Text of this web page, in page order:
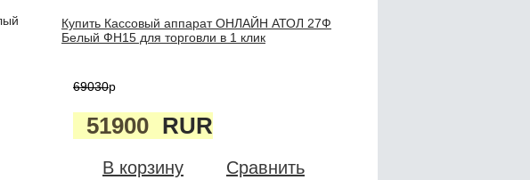
Купить Кассовый аппарат ОНЛАЙН АТОЛ 27Ф
Белый ФН15 для торговли в 1 клик
69030p
51900 RUR
В корзину Сравнить